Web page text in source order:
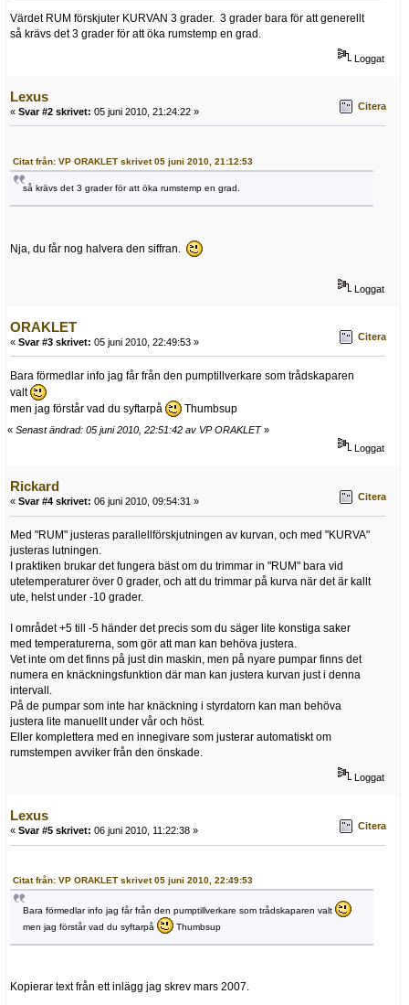
Värdet RUM förskjuter KURVAN 3 grader. 3 grader bara för att generellt
så krävs det 3 grader för att öka rumstemp en grad.
Loggat
Lexus
« Svar #2 skrivet: 05 juni 2010, 21:24:22 » Citera
Citat från: VP ORAKLET skrivet 05 juni 2010, 21:12:53
så krävs det 3 grader för att öka rumstemp en grad.
Nja, du får nog halvera den siffran.
Loggat
ORAKLET
« Svar #3 skrivet: 05 juni 2010, 22:49:53 » Citera
Bara förmedlar info jag får från den pumptillverkare som trådskaparen
valt
men jag förstår vad du syftarpå
Thumbsup
« Senast ändrad: 05 juni 2010, 22:51:42 av VP ORAKLET»
Loggat
Rickard
« Svar #4 skrivet: 06 juni 2010, 09:54:31 » Citera
Med "RUM" justeras parallellförskjutningen av kurvan, och med "KURVA"
justeras lutningen.
I praktiken brukar det fungera bäst om du trimmar in "RUM" bara vid
utetemperaturer över 0 grader, och att du trimmar på kurva när det är kallt
ute, helst under -10 grader.
I området +5 till -5 händer det precis som du säger lite konstiga saker
med temperaturerna, som gör att man kan behöva justera.
Vet inte om det finns på just din maskin, men på nyare pumpar finns det
numera en knäckningsfunktion där man kan justera kurvan just i denna
intervall.
På de pumpar som inte har knäckning i styrdatorn kan man behöva
justera lite manuellt under vår och höst.
Eller komplettera med en innegivare som justerar automatiskt om
rumstempen avviker från den önskade.
Loggat
Lexus
« Svar #5 skrivet: 06 juni 2010, 11:22:38 » Citera
Citat från: VP ORAKLET skrivet 05 juni 2010, 22:49:53
Bara förmedlar info jag får från den pumptillverkare som trådskaparen valt
men jag förstår vad du syftarpå
Thumbsup
Kopierar text från ett inlägg jag skrev mars 2007.